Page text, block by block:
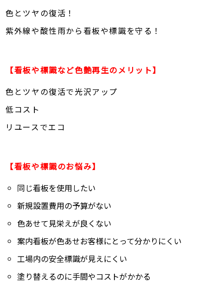
色とツヤの復活！
紫外線や酸性雨から看板や標識を守る！
【看板や標識など色艶再生のメリット】
色とツヤの復活で光沢アップ
低コスト
リユースでエコ
【看板や標識のお悩み】
同じ看板を使用したい
新規設置費用の予算がない
色あせて見栄えが良くない
案内看板が色あせお客様にとって分かりにくい
工場内の安全標識が見えにくい
塗り替えるのに手間やコストがかかる